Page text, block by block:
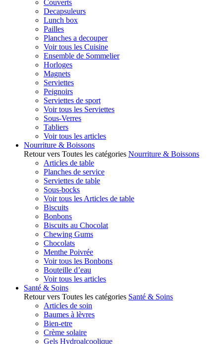
Couverts
Decapsuleurs
Lunch box
Pailles
Planches a decouper
Voir tous les Cuisine
Ensemble de Sommelier
Horloges
Magnets
Serviettes
Peignoirs
Serviettes de sport
Voir tous les Serviettes
Sous-Verres
Tabliers
Voir tous les articles
Nourriture & Boissons
Retour vers Toutes les catégories Nourriture & Boissons
Articles de table
Planches de service
Serviettes de table
Sous-bocks
Voir tous les Articles de table
Biscuits
Bonbons
Biscuits au Chocolat
Chewing Gums
Chocolats
Menthe Poivrée
Voir tous les Bonbons
Bouteille d’eau
Voir tous les articles
Santé & Soins
Retour vers Toutes les catégories Santé & Soins
Articles de soin
Baumes à lèvres
Bien-etre
Crème solaire
Gels Hydroalcoolique